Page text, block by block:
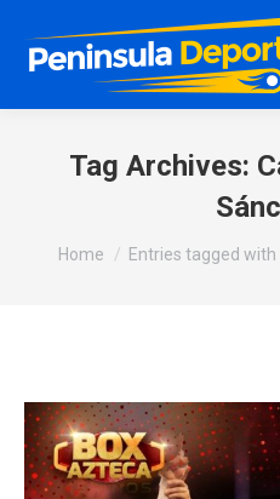
Tag Archives:
You are here:
Home Entries tagged with